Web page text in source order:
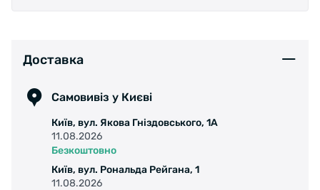
Доставка
Самовивіз у Києві
Київ, вул. Якова Гніздовського, 1А
11.08.2026
Безкоштовно
Київ, вул. Рональда Рейгана, 1
11.08.2026